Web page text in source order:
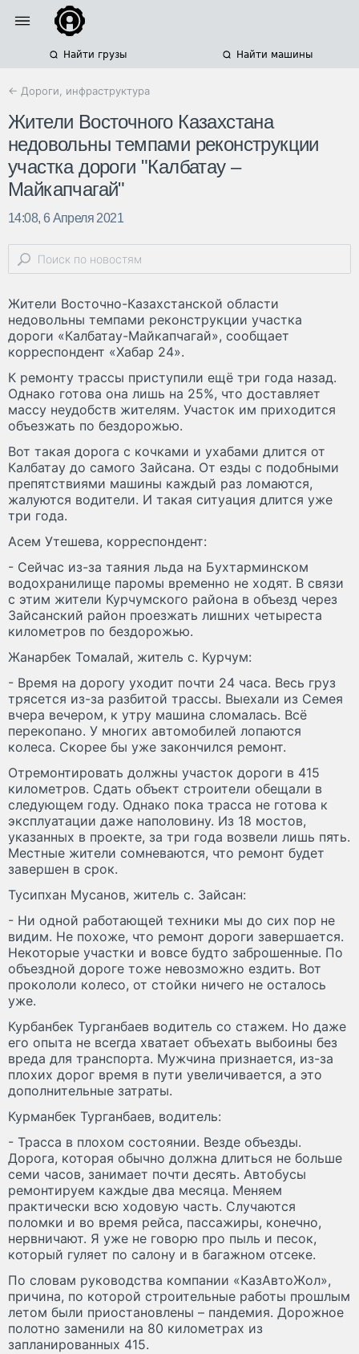
Найти грузы Найти машины
← Дороги, инфраструктура
Жители Восточного Казахстана
недовольны темпами реконструкции
участка дороги "Калбатау –
Майкапчагай"
14:08, 6 Апреля 2021
Жители Восточно-Казахстанской области
недовольны темпами реконструкции участка
дороги «Калбатау-Майкапчагай», сообщает
корреспондент «Хабар 24».
К ремонту трассы приступили ещё три года назад.
Однако готова она лишь на 25%, что доставляет
массу неудобств жителям. Участок им приходится
объезжать по бездорожью.
Вот такая дорога с кочками и ухабами длится от
Калбатау до самого Зайсана. От езды с подобными
препятствиями машины каждый раз ломаются,
жалуются водители. И такая ситуация длится уже
три года.
Асем Утешева, корреспондент:
- Сейчас из-за таяния льда на Бухтарминском
водохранилище паромы временно не ходят. В связи
с этим жители Курчумского района в объезд через
Зайсанский район проезжать лишних четыреста
километров по бездорожью.
Жанарбек Томалай, житель с. Курчум:
- Время на дорогу уходит почти 24 часа. Весь груз
трясется из-за разбитой трассы. Выехали из Семея
вчера вечером, к утру машина сломалась. Всё
перекопано. У многих автомобилей лопаются
колеса. Скорее бы уже закончился ремонт.
Отремонтировать должны участок дороги в 415
километров. Сдать объект строители обещали в
следующем году. Однако пока трасса не готова к
эксплуатации даже наполовину. Из 18 мостов,
указанных в проекте, за три года возвели лишь пять.
Местные жители сомневаются, что ремонт будет
завершен в срок.
Тусипхан Мусанов, житель с. Зайсан:
- Ни одной работающей техники мы до сих пор не
видим. Не похоже, что ремонт дороги завершается.
Некоторые участки и вовсе будто заброшенные. По
объездной дороге тоже невозможно ездить. Вот
прокололи колесо, от стойки ничего не осталось
уже.
Курбанбек Турганбаев водитель со стажем. Но даже
его опыта не всегда хватает объехать выбоины без
вреда для транспорта. Мужчина признается, из-за
плохих дорог время в пути увеличивается, а это
дополнительные затраты.
Курманбек Турганбаев, водитель:
- Трасса в плохом состоянии. Везде объезды.
Дорога, которая обычно должна длиться не больше
семи часов, занимает почти десять. Автобусы
ремонтируем каждые два месяца. Меняем
практически всю ходовую часть. Случаются
поломки и во время рейса, пассажиры, конечно,
нервничают. Я уже не говорю про пыль и песок,
который гуляет по салону и в багажном отсеке.
По словам руководства компании «КазАвтоЖол»,
причина, по которой строительные работы прошлым
летом были приостановлены – пандемия. Дорожное
полотно заменили на 80 километрах из
запланированных 415.